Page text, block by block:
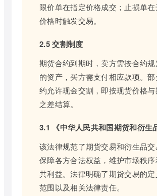
限价单在指定价格成交；止损单
价格时触发交易。
2.5 交割制度
期货合约到期时，卖方需按合约
的资产，买方需支付相应款项。
约允许现金交割，即按现货价格与
之差结算。
3.1 《中华人民共和国期货和衍生
该法律规范了期货交易和衍生品交
保障各方合法权益，维护市场秩序
共利益。法律明确了期货交易的定
范围以及相关法律责任。